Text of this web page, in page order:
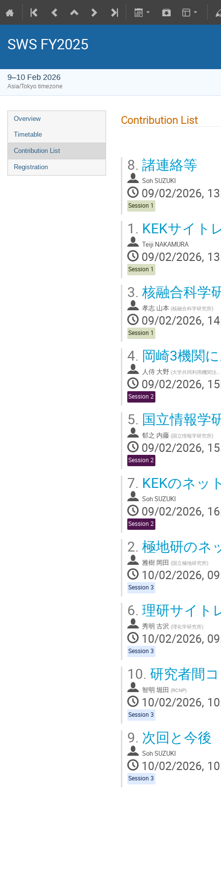
SWS FY2025
9–10 Feb 2026
Asia/Tokyo timezone
Overview
Timetable
Contribution List
Registration
Contribution List
8. 諸連絡等
Soh SUZUKI
09/02/2026,
Session 1
1. KEKサイト
Teiji NAKAMURA
09/02/2026,
Session 1
3. 核融合科学
孝志 山本 (核融合科学研究所)
09/02/2026,
Session 1
4. 岡崎3機関
人侍 大野 (大学共同利用機関法人自然科学研究機構
09/02/2026,
Session 2
5. 国立情報学
郁之 内藤 (国立情報学研究所)
09/02/2026,
Session 2
7. KEKのネッ
Soh SUZUKI
09/02/2026,
Session 2
2. 極地研のネ
雅樹 岡田 (国立極地研究所)
10/02/2026,
Session 3
6. 理研サイト
秀明 古沢 (理化学研究所)
10/02/2026,
Session 3
10. 研究者間
智明 堀田 (RCNP)
10/02/2026,
Session 3
9. 次回と今後
Soh SUZUKI
10/02/2026,
Session 3